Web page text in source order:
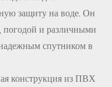
защиту на воде. Он
и различными
спутником в
конструкция из ПВХ